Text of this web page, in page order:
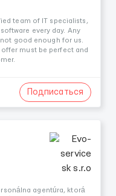
team of IT specialists,
every day. Any
good enough for us.
must be perfect and
Подписаться
agentúra, ktorá